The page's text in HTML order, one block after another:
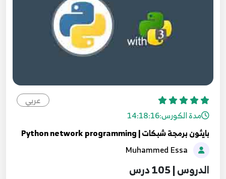
عربي
مدة الكورس:14:18:16
بايثون برمجة شبكات | Python network programming
الدروس | 105 درس
49
43.43 Python network programming DNS
44.44 Python network programming DNS
45.45 Python network programming DNS